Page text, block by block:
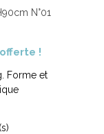
N°01
!
Forme et